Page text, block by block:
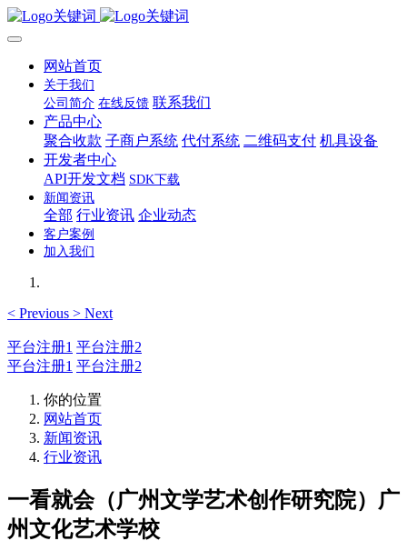
网站首页
关于我们
公司简介 在线反馈 联系我们
产品中心
聚合收款 子商户系统 代付系统 二维码支付 机具设备
开发者中心
API开发文档 SDK下载
新闻资讯
全部 行业资讯 企业动态
客户案例
加入我们
< Previous > Next
平台注册1 平台注册2
平台注册1 平台注册2
你的位置
网站首页
新闻资讯
行业资讯
一看就会（广州文学艺术创作研究院）广
州文化艺术学校